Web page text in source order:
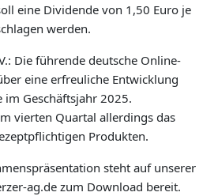
eine Dividende von 1,50 Euro je
werden.
Die führende deutsche Online-
eine erfreuliche Entwicklung
im Geschäftsjahr 2025.
vierten Quartal allerdings das
Produkten.
steht auf unserer
ag.de zum Download bereit.